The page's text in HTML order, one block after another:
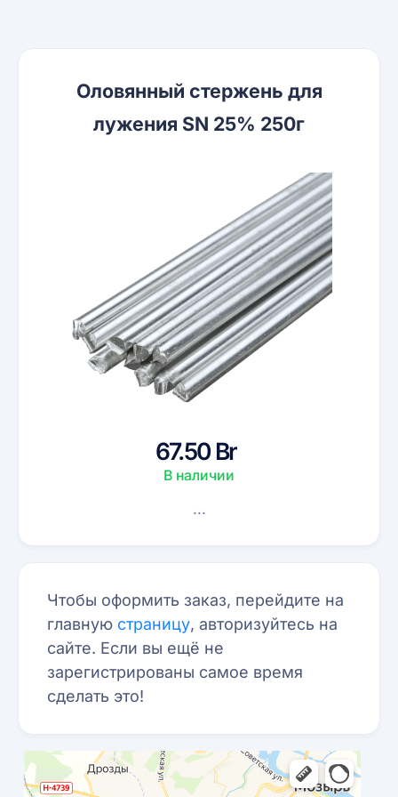
Оловянный стержень для
лужения SN 25% 250г
67.50 Br
В наличии
...
Чтобы оформить заказ, перейдите на
главную страницу, авторизуйтесь на
сайте. Если вы ещё не
зарегистрированы самое время
сделать это!